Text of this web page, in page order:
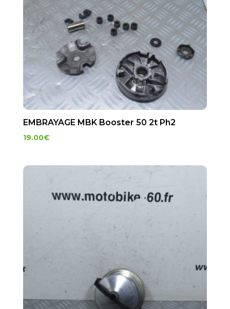
EMBRAYAGE MBK Booster 50 2t Ph2
19.00€